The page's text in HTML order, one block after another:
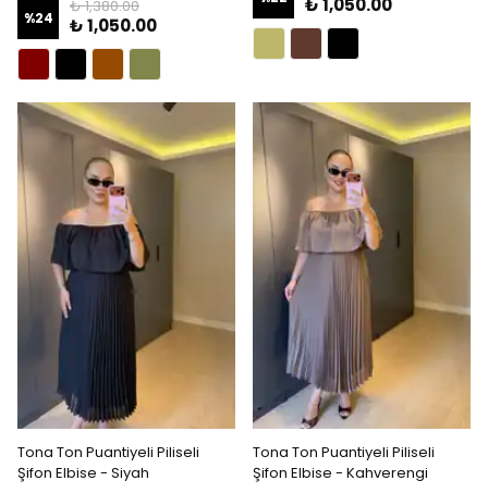
%24
₺ 1,380.00
₺ 1,050.00
₺ 1,050.00
Tona Ton Puantiyeli Piliseli
Şifon Elbise - Siyah
Tona Ton Puantiyeli Piliseli
Şifon Elbise - Kahverengi